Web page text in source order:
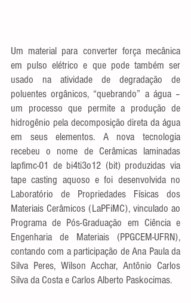
Um material para converter força mecânica
em pulso elétrico e que pode também ser
usado na atividade de degradação de
poluentes orgânicos, “quebrando” a água –
um processo que permite a produção de
hidrogênio pela decomposição direta da água
em seus elementos. A nova tecnologia
recebeu o nome de Cerâmicas laminadas
lapfimc-01 de bi4ti3o12 (bit) produzidas via
tape casting aquoso e foi desenvolvida no
Laboratório de Propriedades Físicas dos
Materiais Cerâmicos (LaPFiMC), vinculado ao
Programa de Pós-Graduação em Ciência e
Engenharia de Materiais (PPGCEM-UFRN),
contando com a participação de Ana Paula da
Silva Peres, Wilson Acchar, Antônio Carlos
Silva da Costa e Carlos Alberto Paskocimas.